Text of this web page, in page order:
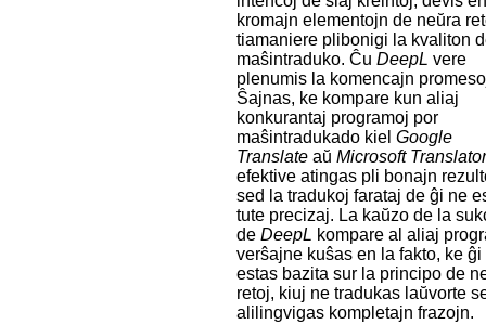
kromajn elementojn de neŭra
tiamaniere plibonigi la kvaliton
maŝintraduko. ĈuDeepL vere
plenumis la komencajn
Ŝajnas, ke kompare kun aliaj
konkurantaj programoj por
maŝintradukado kielGoogle
Translate aŭMicrosoft
efektive atingas pli bonajn
sed la tradukoj farataj de ĝi ne
tute precizaj. La kaŭzo de la
deDeepL kompare al aliaj
verŝajne kuŝas en la fakto, ke ĝi
estas bazita sur la principo de
retoj, kiuj ne tradukas laŭvorte
alilingvigas kompletajn frazojn.